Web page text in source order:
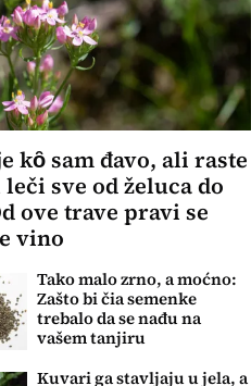
kȏ sam đavo, ali raste
sve od želuca do
ove trave pravi se
vino
Tako malo zrno, a moćno:
Zašto bi čia semenke
trebalo da se nađu na
vašem tanjiru
Kuvari ga stavljaju u jela, a